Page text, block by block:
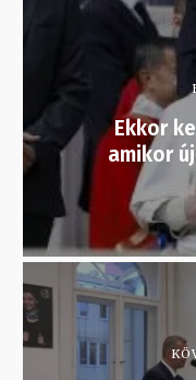
Ekkor
amikor